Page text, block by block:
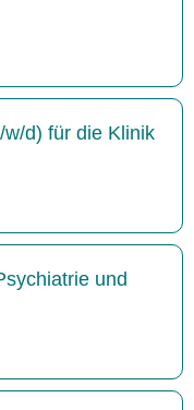
d) für die Klinik
und